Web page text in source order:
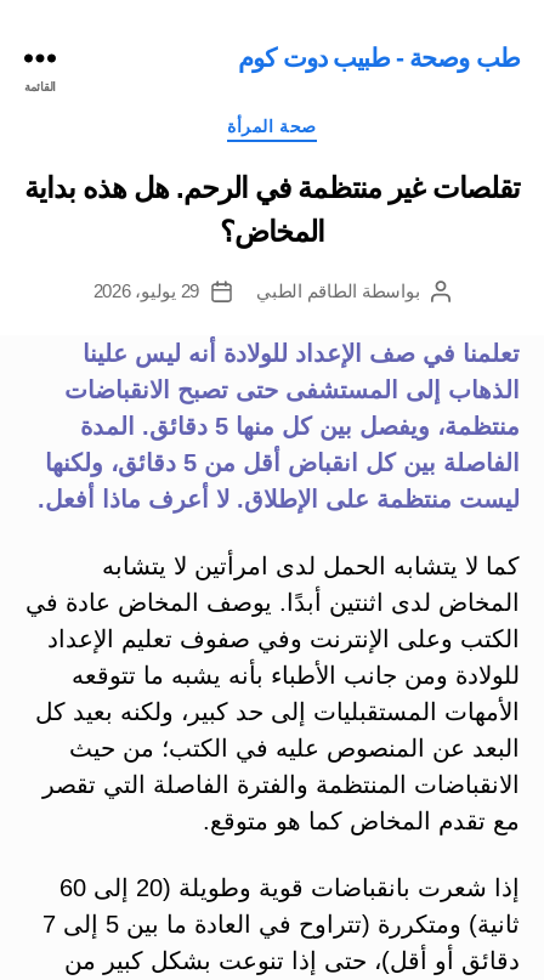
طب وصحة - طبيب دوت كوم
القائمة
التصنيفات
صحة المرأة
تقلصات غير منتظمة في الرحم. هل هذه بداية
المخاض؟
كاتببواسطة الطاقم الطبي
تاريخ
29 يوليو، 2026
تعلمنا في صف الإعداد للولادة أنه ليس علينا
الذهاب إلى المستشفى حتى تصبح الانقباضات
منتظمة، ويفصل بين كل منها 5 دقائق. المدة
الفاصلة بين كل انقباض أقل من 5 دقائق، ولكنها
ليست منتظمة على الإطلاق. لا أعرف ماذا أفعل.
كما لا يتشابه الحمل لدى امرأتين لا يتشابه
المخاض لدى اثنتين أبدًا. يوصف المخاض عادة في
الكتب وعلى الإنترنت وفي صفوف تعليم الإعداد
للولادة ومن جانب الأطباء بأنه يشبه ما تتوقعه
الأمهات المستقبليات إلى حد كبير، ولكنه بعيد كل
البعد عن المنصوص عليه في الكتب؛ من حيث
الانقباضات المنتظمة والفترة الفاصلة التي تقصر
مع تقدم المخاض كما هو متوقع.
إذا شعرت بانقباضات قوية وطويلة (20 إلى 60
ثانية) ومتكررة (تتراوح في العادة ما بين 5 إلى 7
دقائق أو أقل)، حتى إذا تنوعت بشكل كبير من